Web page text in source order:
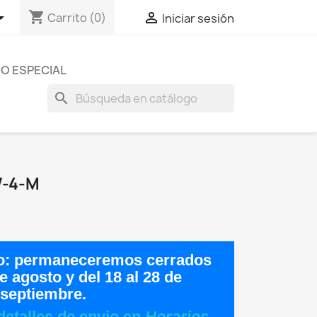
shopping_cart Carrito (0)  Iniciar sesión
ESPECIAL
search
4-M
permaneceremos cerrados
agosto y del 18 al 28 de
septiembre.